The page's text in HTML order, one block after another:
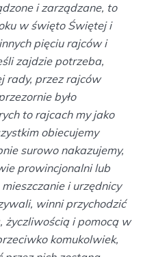
i zarządzane, to
w święto Świętej i
pięciu rajców i
zajdzie potrzeba,
rady, przez rajców
było
to rajcach my jako
obiecujemy
surowo nakazujemy,
prowincjonalni lub
i urzędnicy
winni przychodzić
życzliwością i pomocą w
komukolwiek,